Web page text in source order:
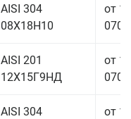
AISI 304
08Х18Н10
от
AISI 201
12Х15Г9НД
от
AISI 304
от